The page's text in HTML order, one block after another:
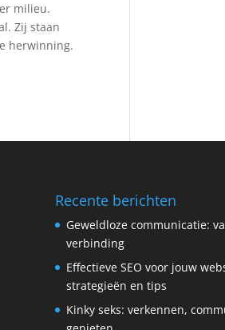
milieu.
Zij staan
herwinning.
Recente berichten
Geweldloze communicatie:
verbinding
Effectieve SEO voor jouw
strategieën en tips
Kinky seks: verkennen,